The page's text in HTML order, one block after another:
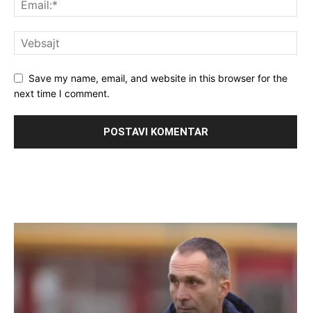
Save my name, email, and website in this browser for the
next time I comment.